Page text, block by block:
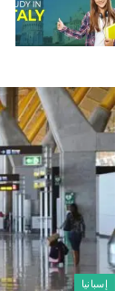
إسبانيا